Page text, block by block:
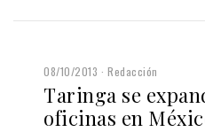
08/10/2013 Redacción
Taringa se
oficinas en